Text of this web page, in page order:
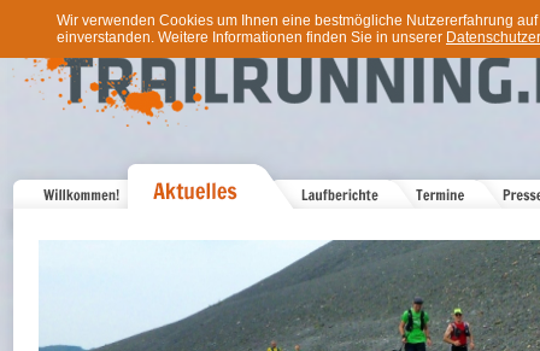
Wir verwenden Cookies um Ihnen eine bestmögliche Nutzererfahrung
einverstanden. Weitere Informationen finden Sie in unserer